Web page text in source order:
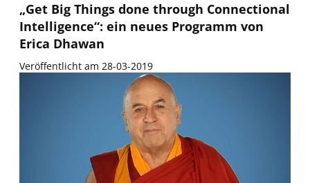
„Get Big Things done through Connectional
Intelligence“: ein neues Programm von
Erica Dhawan
Veröffentlicht am 28-03-2019